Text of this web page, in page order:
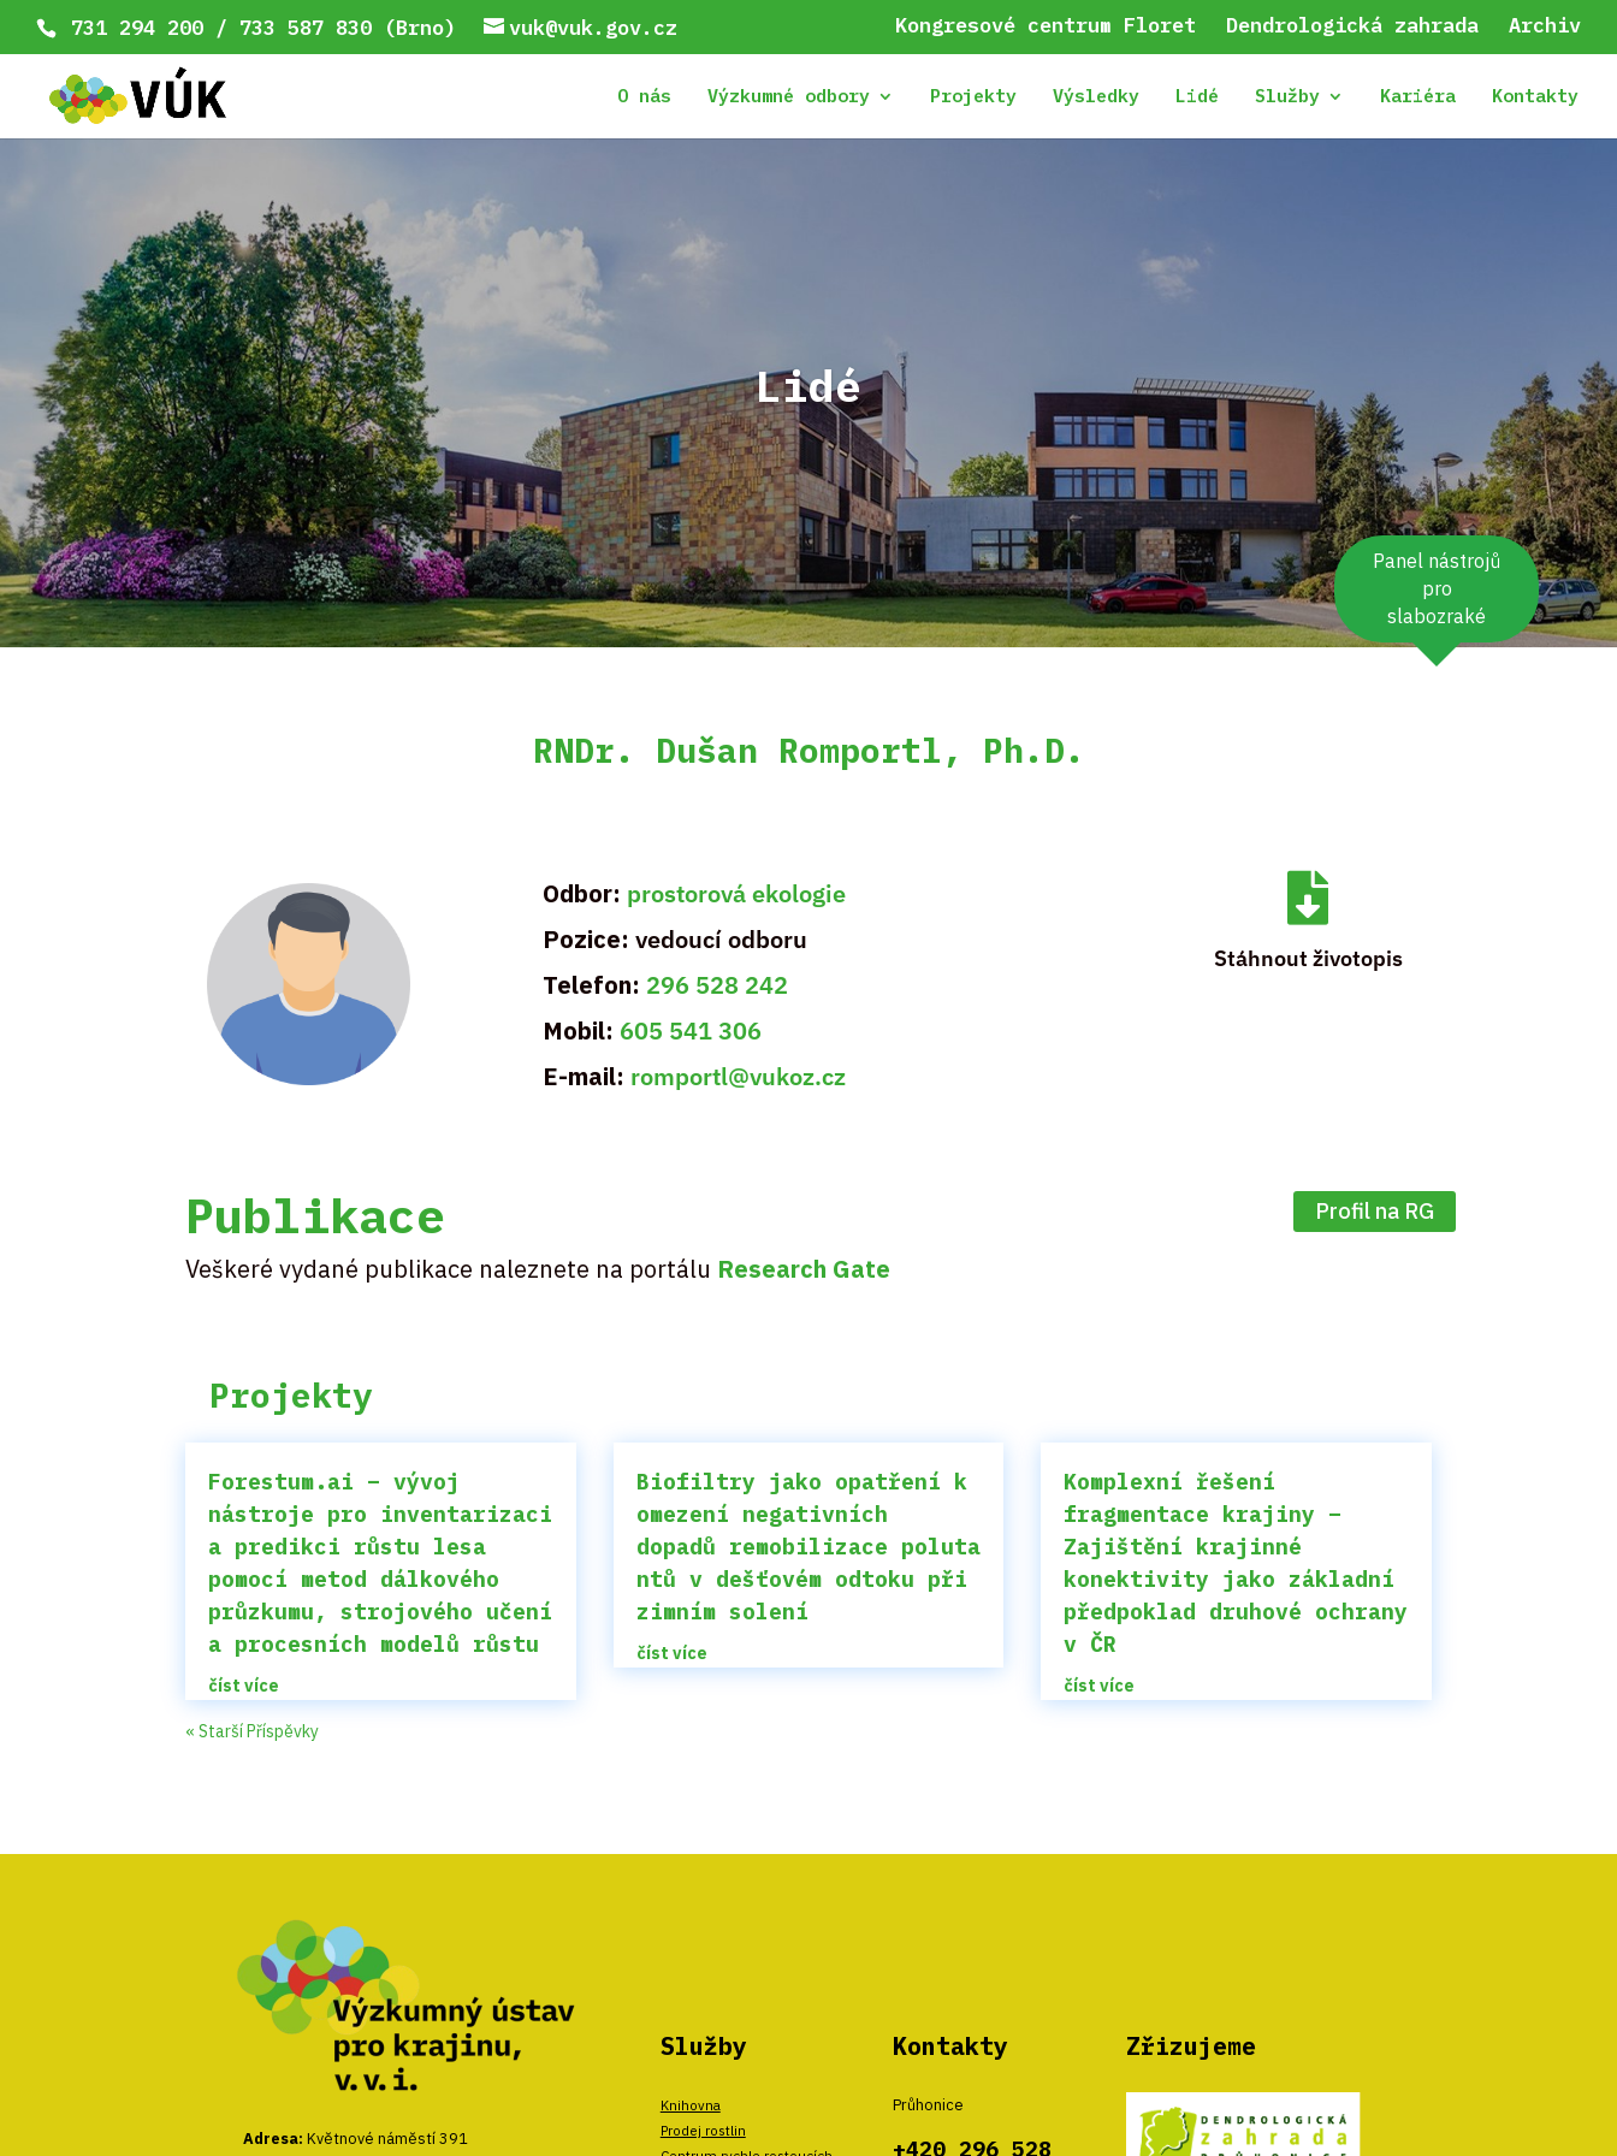
Panel nástrojů
pro
slabozraké
731 294 200 / 733 587 830 (Brno) vuk@vuk.gov.cz Kongresové centrum Floret Dendrologická zahrada Archiv
O nás Výzkumné odbory Projekty Výsledky Lidé Služby Kariéra Kontakty
Lidé
RNDr. Dušan Romportl, Ph.D.
Odbor: prostorová ekologie
Pozice: vedoucí odboru
Telefon: 296 528 242
Mobil: 605 541 306
E-mail: romportl@vukoz.cz

Stáhnout životopis
Publikace
Veškeré vydané publikace naleznete na portálu Research Gate
Profil na RG
Projekty
Forestum.ai – vývoj
nástroje pro inventarizaci
a predikci růstu lesa
pomocí metod dálkového
průzkumu, strojového učení
a procesních modelů růstu
číst více
Biofiltry jako opatření k
omezení negativních
dopadů remobilizace poluta
ntů v dešťovém odtoku při
zimním solení
číst více
Komplexní řešení
fragmentace krajiny –
Zajištění krajinné
konektivity jako základní
předpoklad druhové ochrany
v ČR
číst více
« Starší Příspěvky
Adresa: Květnové náměstí 391
Služby
Knihovna
Prodej rostlin
Kontakty
Průhonice
+420 296 528
Zřizujeme